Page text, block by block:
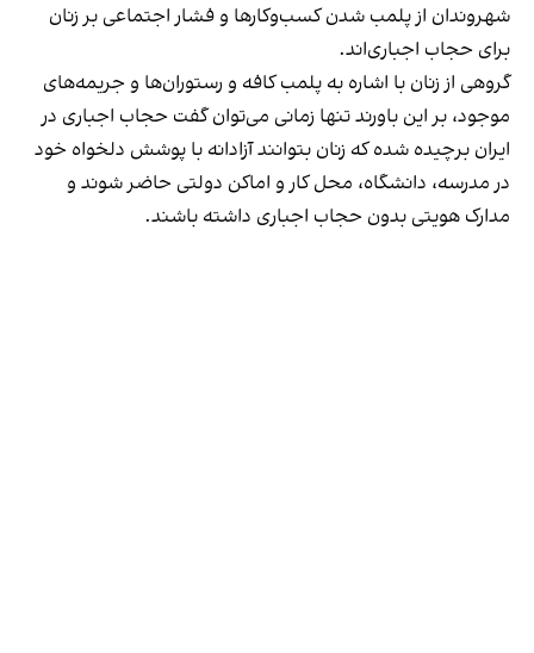
شهروندان از پلمب شدن کسب‌وکارها و فشار اجتماعی بر زنان
برای حجاب اجباری‌اند.
گروهی از زنان با اشاره به پلمب کافه و رستوران‌ها و جریمه‌های
موجود، بر این باورند تنها زمانی می‌توان گفت حجاب اجباری در
ایران برچیده شده که زنان بتوانند آزادانه با پوشش دلخواه خود
در مدرسه، دانشگاه، محل کار و اماکن دولتی حاضر شوند و
مدارک هویتی بدون حجاب اجباری داشته باشند.